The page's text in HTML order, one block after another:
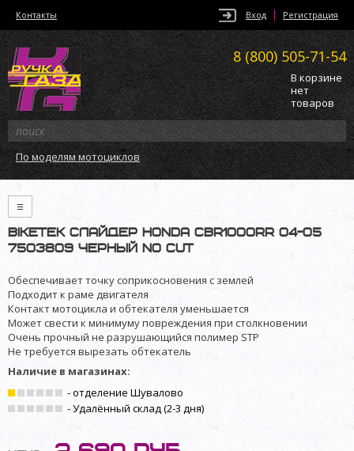
Вход Регистрация
Контакты
8 (800) 505-71-54
В корзине
нет
товаров
По моделям мотоциклов
≡
BikeTek слайдер Honda CBR1000RR 04-05
7503809 черный no cut
Обеспечивает точку соприкосновения с землей
Подходит к раме двигателя
Контакт мотоцикла и обтекателя уменьшается
Может свести к минимуму повреждения при столкновении
Очень прочный не разрушающийся полимер STP
Не требуется вырезать обтекатель
Наличие в магазинах:
- отделение Шувалово
- Удалённый склад (2-3 дня)